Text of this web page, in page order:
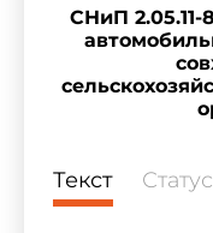
СНиП 2.05.11-
Текст Статус